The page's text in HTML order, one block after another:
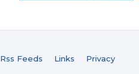
Rss Feeds Links Privacy